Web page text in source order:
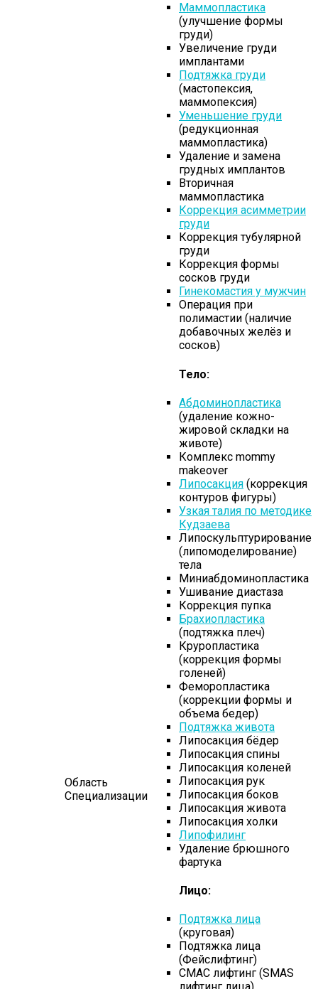
Область
Специализации
Маммопластика
(улучшение формы
груди)
Увеличение груди
имплантами
Подтяжка груди
(мастопексия,
маммопексия)
Уменьшение груди
(редукционная
маммопластика)
Удаление и замена
грудных имплантов
Вторичная
маммопластика
Коррекция асимметрии
груди
Коррекция тубулярной
груди
Коррекция формы
сосков груди
Гинекомастия у мужчин
Операция при
полимастии (наличие
добавочных желёз и
сосков)
Тело:
Абдоминопластика
(удаление кожно-
жировой складки на
животе)
Комплекс mommy
makeover
Липосакция (коррекция
контуров фигуры)
Узкая талия по методике
Кудзаева
Липоскульптурирование
(липомоделирование)
тела
Миниабдоминопластика
Ушивание диастаза
Коррекция пупка
Брахиопластика
(подтяжка плеч)
Круропластика
(коррекция формы
голеней)
Феморопластика
(коррекции формы и
объема бедер)
Подтяжка живота
Липосакция бёдер
Липосакция спины
Липосакция коленей
Липосакция рук
Липосакция боков
Липосакция живота
Липосакция холки
Липофилинг
Удаление брюшного
фартука
Лицо:
Подтяжка лица
(круговая)
Подтяжка лица
(Фейслифтинг)
СМАС лифтинг (SMAS